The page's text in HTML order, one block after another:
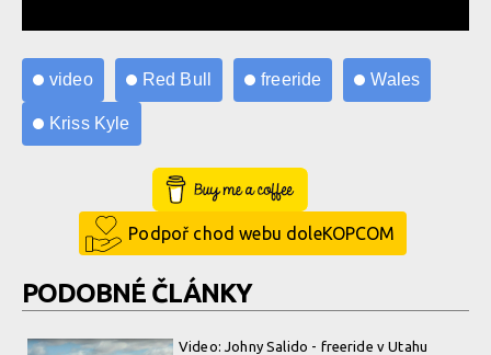
video Red Bull freeride Wales
Kriss Kyle
Buy Me a Coffee
Podpoř chod webu doleKOPCOM
PODOBNÉ ČLÁNKY
Video: Johny Salido - freeride v Utahu